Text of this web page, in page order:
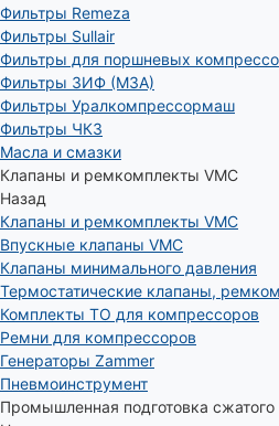
Фильтры Remeza
Фильтры Sullair
Фильтры для поршневых
Фильтры ЗИФ (МЗА)
Фильтры Уралкомпрессормаш
Фильтры ЧКЗ
Масла и смазки
Клапаны и ремкомплекты VMC
Назад
Клапаны и ремкомплекты VMC
Впускные клапаны VMC
Клапаны минимального давления
Термостатические клапаны,
Комплекты ТО для компрессоров
Ремни для компрессоров
Генераторы Zammer
Пневмоинструмент
Промышленная подготовка сжатого